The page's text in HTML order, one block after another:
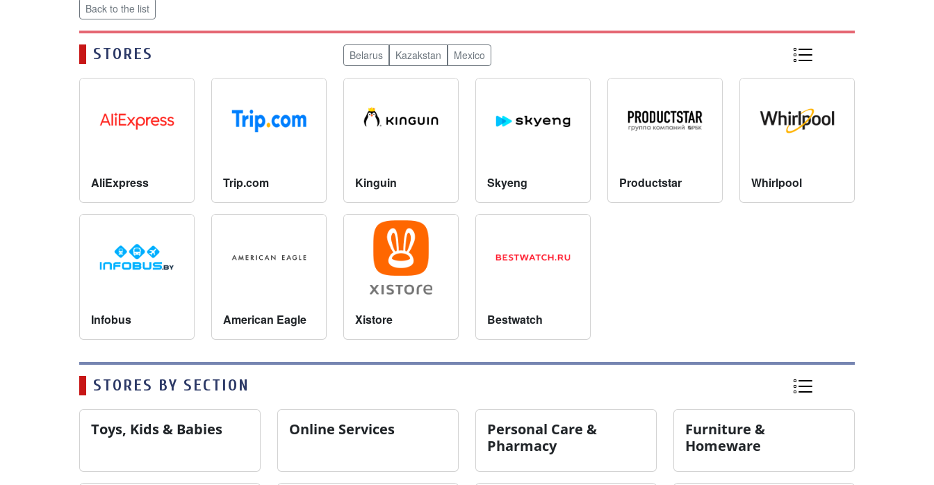
Back to the list
STORES Belarus Kazakstan Mexico
AliExpress Trip.com Kinguin Skyeng Productstar Whirlpool
Infobus American Eagle Xistore Bestwatch
STORES BY SECTION
Toys, Kids & Babies Online Services
Personal Care &
Pharmacy
Furniture &
Homeware